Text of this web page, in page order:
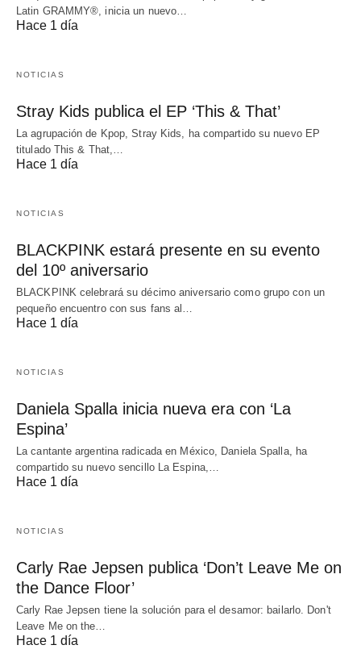
Latin GRAMMY®, inicia un nuevo…
Hace 1 día
NOTICIAS
Stray Kids publica el EP ‘This & That’
La agrupación de Kpop, Stray Kids, ha compartido su nuevo EP
titulado This & That,…
Hace 1 día
NOTICIAS
BLACKPINK estará presente en su evento
del 10º aniversario
BLACKPINK celebrará su décimo aniversario como grupo con un
pequeño encuentro con sus fans al…
Hace 1 día
NOTICIAS
Daniela Spalla inicia nueva era con ‘La
Espina’
La cantante argentina radicada en México, Daniela Spalla, ha
compartido su nuevo sencillo La Espina,…
Hace 1 día
NOTICIAS
Carly Rae Jepsen publica ‘Don’t Leave Me on
the Dance Floor’
Carly Rae Jepsen tiene la solución para el desamor: bailarlo. Don't
Leave Me on the…
Hace 1 día